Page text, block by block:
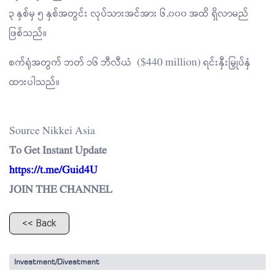
၃ နှစ်မှ ၅ နှစ်အတွင်း လုပ်သားအင်အား ၆,၀၀၀ အထိ ရှိလာမည်
ဖြစ်သည်။
စက်ရုံအတွက် ဘတ် ၁၆ ဘီလီယံ ($440 million) ရင်းနှီးမြှုပ်နှံ
ထားပါသည်။
Source Nikkei Asia
To Get Instant Update
https://t.me/Guid4U
JOIN THE CHANNEL
<< Back
Investment/Divestment